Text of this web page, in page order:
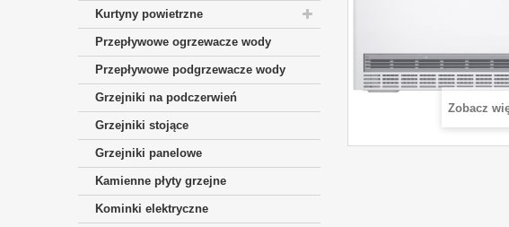
Kurtyny powietrzne
Przepływowe ogrzewacze wody
Przepływowe podgrzewacze wody
Grzejniki na podczerwień
Grzejniki stojące
Grzejniki panelowe
Kamienne płyty grzejne
Kominki elektryczne
Zobacz